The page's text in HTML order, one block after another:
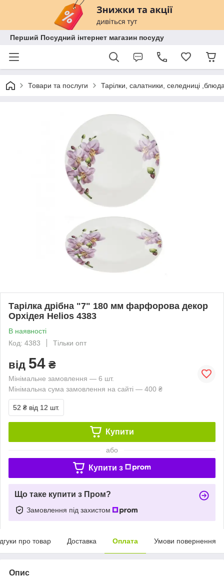
Перший Посудний інтернет магазин посуду
Товари та послуги Тарілки, салатники, селедниці
Тарілка дрібна "7" 180 мм фарфорова декор
Орхідея Helios 4383
В наявності
Код: 4383
Тільки опт
від 54 ₴
Мінімальне замовлення — 6 шт.
Мінімальна сума замовлення на сайті — 400 ₴
52 ₴ від 12 шт.
Купити
або
Купити з
Що таке купити з Пром?
Замовлення під захистом
про товар Доставка Оплата Умови повернення
Опис